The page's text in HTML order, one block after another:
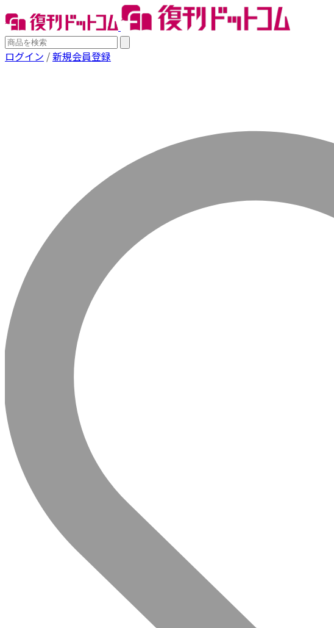
ログイン /新規会員登録